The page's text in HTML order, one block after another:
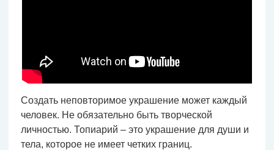
Создать неповторимое украшение может каждый
человек. Не обязательно быть творческой
личностью. Топиарий – это украшение для души и
тела, которое не имеет четких границ.